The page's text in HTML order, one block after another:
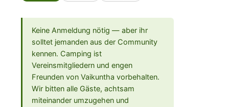
Keine Anmeldung nötig — aber ihr
solltet jemanden aus der Community
kennen. Camping ist
Vereinsmitgliedern und engen
Freunden von Vaikuntha vorbehalten.
Wir bitten alle Gäste, achtsam
miteinander umzugehen und